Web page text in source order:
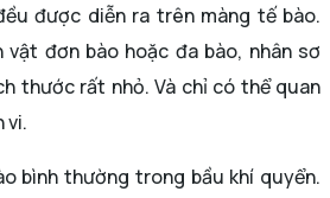
được diễn ra trên màng tế bào.
vật đơn bào hoặc đa bào, nhân sơ
thước rất nhỏ. Và chỉ có thể quan
vi.
bình thường trong bầu khí quyển.